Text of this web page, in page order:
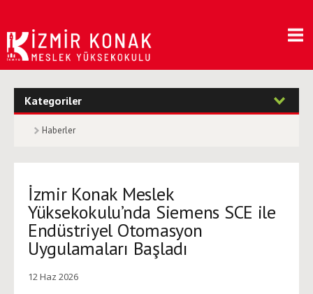
Kategoriler
Haberler
İzmir Konak Meslek
Yüksekokulu’nda Siemens SCE ile
Endüstriyel Otomasyon
Uygulamaları Başladı
12 Haz 2026